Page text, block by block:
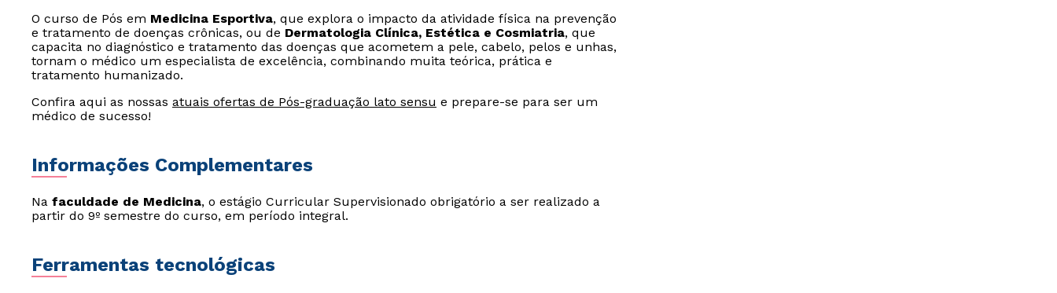
O curso de Pós em Medicina Esportiva, que explora o impacto da atividade física na prevenção
e tratamento de doenças crônicas, ou de Dermatologia Clínica, Estética e Cosmiatria, que
capacita no diagnóstico e tratamento das doenças que acometem a pele, cabelo, pelos e unhas,
tornam o médico um especialista de excelência, combinando muita teórica, prática e
tratamento humanizado.
Confira aqui as nossas atuais ofertas de Pós-graduação lato sensu e prepare-se para ser um
médico de sucesso!
Informações Complementares
Na faculdade de Medicina, o estágio Curricular Supervisionado obrigatório a ser realizado a
partir do 9º semestre do curso, em período integral.
Ferramentas tecnológicas